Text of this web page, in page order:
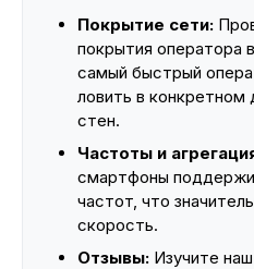
Покрытие сети:
покрытия оператора
самый быстрый
ловить в
стен.
Частоты и
смартфоны
частот, что
скорость.
Отзывы: Изучите